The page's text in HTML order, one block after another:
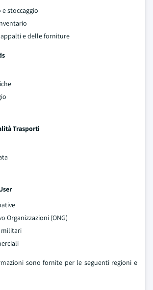
stoccaggio
e delle forniture
Trasporti
Organizzazioni (ONG)
militari
sono fornite per le seguenti regioni e